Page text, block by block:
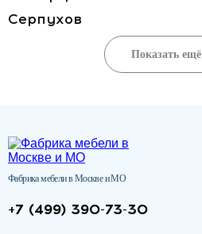
Серпухов
Показать ещё
Фабрика мебели в Москве и МО
+7 (499) 390-73-30